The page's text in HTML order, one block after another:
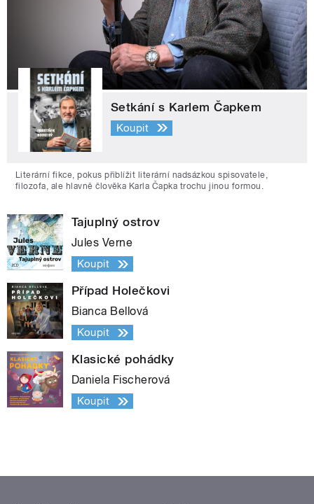
Setkání s Karlem Čapkem
Koupit
Literární fikce, pokus přiblížit literární nadsázkou spisovatele,
filozofa, ale hlavně člověka Karla Čapka trochu jinou formou.
Tajuplný ostrov
Jules Verne
Koupit
Případ Holečkovi
Bianca Bellová
Koupit
Klasické pohádky
Daniela Fischerová
Koupit